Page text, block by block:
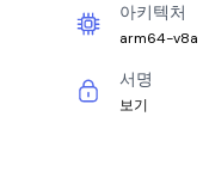
아키텍처
arm64-v8a
서명
보기